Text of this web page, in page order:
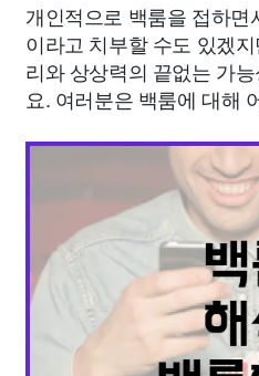
개인적으로 백룸을 접하
이라고 치부할 수도 있겠
리와 상상력의 끝없는 가
요. 여러분은 백룸에 대해